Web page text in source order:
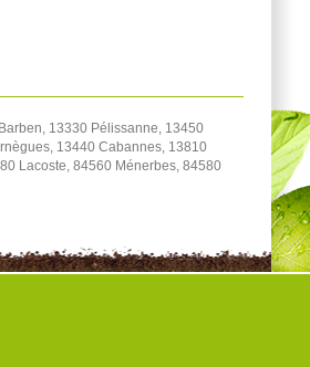
13330 Pélissanne, 13450
13440 Cabannes, 13810
Lacoste, 84560 Ménerbes, 84580